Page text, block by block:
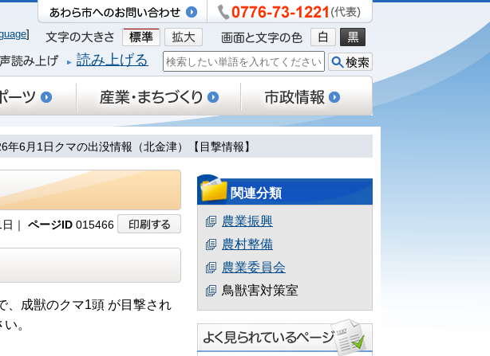
]
読み上げる
年6月1日クマの出没情報（北金津）【目撃情報】
｜ ページID 015466
成獣のクマ1頭 が目撃され
。
関連分類
農業振興
農村整備
農業委員会
鳥獣害対策室